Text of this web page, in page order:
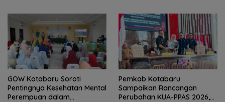
GOW Kotabaru Soroti
Pentingnya Kesehatan Mental
Perempuan dalam
Pemkab Kotabaru
Sampaikan Rancangan
Perubahan KUA-PPAS 2026,